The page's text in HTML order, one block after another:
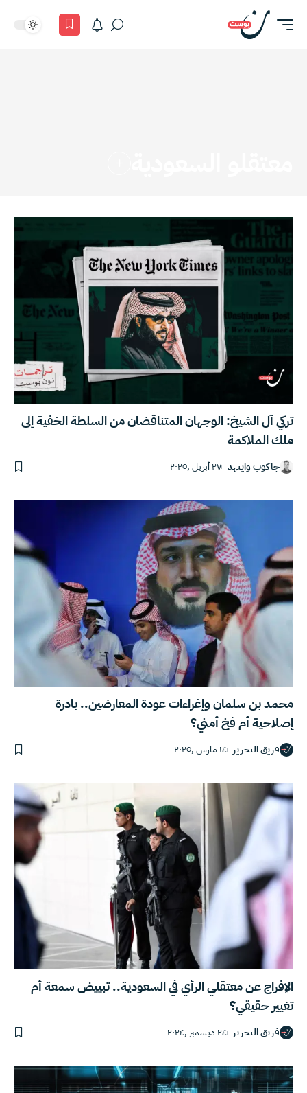
تركي آل الشيخ: الوجهان المتناقضان من السلطة الخفية إلى
ملك الملاكمة
جاكوب وايتهد ٢٧ أبريل ,٢٠٢٥
محمد بن سلمان وإغراءات عودة المعارضين.. بادرة
إصلاحية أم فخ أمني؟
فريق التحرير ١٤ مارس ,٢٠٢٥
الإفراج عن معتقلي الرأي في السعودية.. تبييض سمعة أم
تغيير حقيقي؟
فريق التحرير ٢٤ ديسمبر ,٢٠٢٤